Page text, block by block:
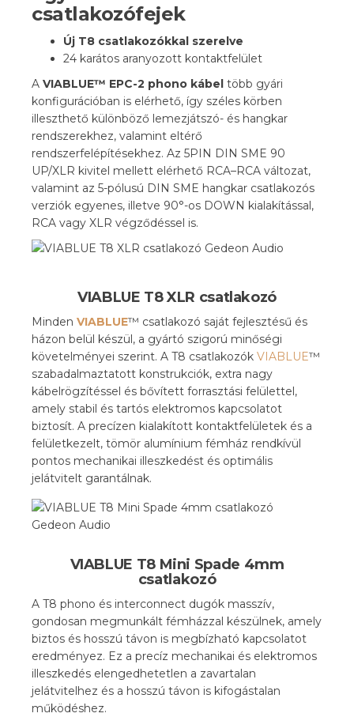
csatlakozófejek
Új T8 csatlakozókkal szerelve
24 karátos aranyozott kontaktfelület
A VIABLUE™ EPC-2 phono kábel több gyári
konfigurációban is elérhető, így széles körben
illeszthető különböző lemezjátszó- és hangkar
rendszerekhez, valamint eltérő
rendszerfelépítésekhez. Az 5PIN DIN SME 90
UP/XLR kivitel mellett elérhető RCA–RCA változat,
valamint az 5-pólusú DIN SME hangkar csatlakozós
verziók egyenes, illetve 90°-os DOWN kialakítással,
RCA vagy XLR végződéssel is.
VIABLUE T8 XLR csatlakozó
Minden VIABLUE™ csatlakozó saját fejlesztésű és
házon belül készül, a gyártó szigorú minőségi
követelményei szerint. A T8 csatlakozók VIABLUE™
szabadalmaztatott konstrukciók, extra nagy
kábelrögzítéssel és bővített forrasztási felülettel,
amely stabil és tartós elektromos kapcsolatot
biztosít. A precízen kialakított kontaktfelületek és a
felületkezelt, tömör alumínium fémház rendkívül
pontos mechanikai illeszkedést és optimális
jelátvitelt garantálnak.
VIABLUE T8 Mini Spade 4mm
csatlakozó
A T8 phono és interconnect dugók masszív,
gondosan megmunkált fémházzal készülnek, amely
biztos és hosszú távon is megbízható kapcsolatot
eredményez. Ez a precíz mechanikai és elektromos
illeszkedés elengedhetetlen a zavartalan
jelátvitelhez és a hosszú távon is kifogástalan
működéshez.